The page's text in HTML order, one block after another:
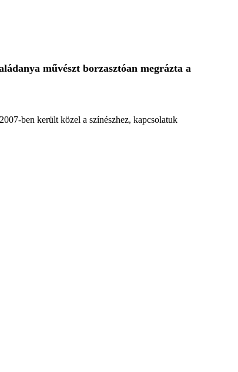
művészt borzasztóan megrázta a
ben került közel a színészhez, kapcsolatuk